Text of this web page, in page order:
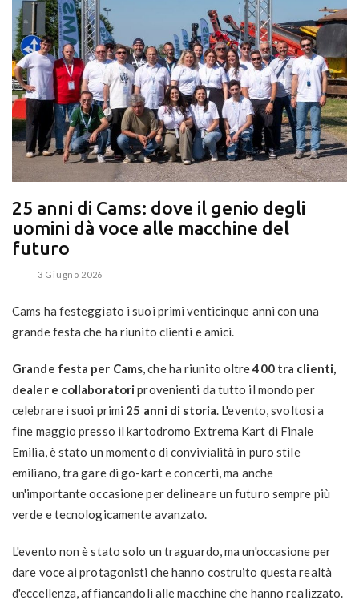
25 anni di Cams: dove il genio degli
uomini dà voce alle macchine del
futuro
3 Giugno 2026
Cams ha festeggiato i suoi primi venticinque anni con una
grande festa che ha riunito clienti e amici.
Grande festa per Cams, che ha riunito oltre400 tra clienti,
dealer e collaboratori provenienti da tutto il mondo per
celebrare i suoi primi 25 anni di storia. L'evento, svoltosi a
fine maggio presso il kartodromo Extrema Kart di Finale
Emilia, è stato un momento di convivialità in puro stile
emiliano, tra gare di go-kart e concerti, ma anche
un'importante occasione per delineare un futuro sempre più
verde e tecnologicamente avanzato.
L'evento non è stato solo un traguardo, ma un'occasione per
dare voce ai protagonisti che hanno costruito questa realtà
d'eccellenza, affiancandoli alle macchine che hanno realizzato.